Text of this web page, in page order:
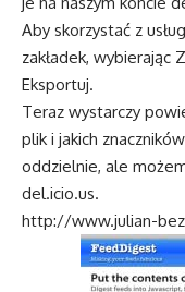
Aby skorzystać z
zakładek, wybierając
Eksportuj.
Teraz wystarczy
plik i jakich
oddzielnie, ale
del.icio.us.
http://www.julian-